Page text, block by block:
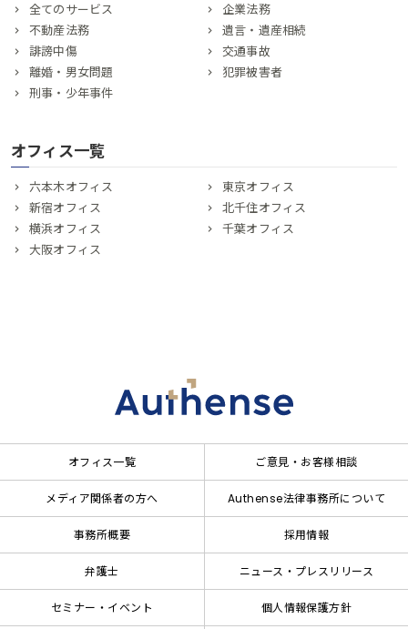
全てのサービス
企業法務
不動産法務
遺言・遺産相続
誹謗中傷
交通事故
離婚・男女問題
犯罪被害者
刑事・少年事件
オフィス一覧
六本木オフィス
東京オフィス
新宿オフィス
北千住オフィス
横浜オフィス
千葉オフィス
大阪オフィス
オフィス一覧 ご意見・お客様相談
メディア関係者の方へ Authense法律事務所について
事務所概要 採用情報
弁護士 ニュース・プレスリリース
セミナー・イベント 個人情報保護方針